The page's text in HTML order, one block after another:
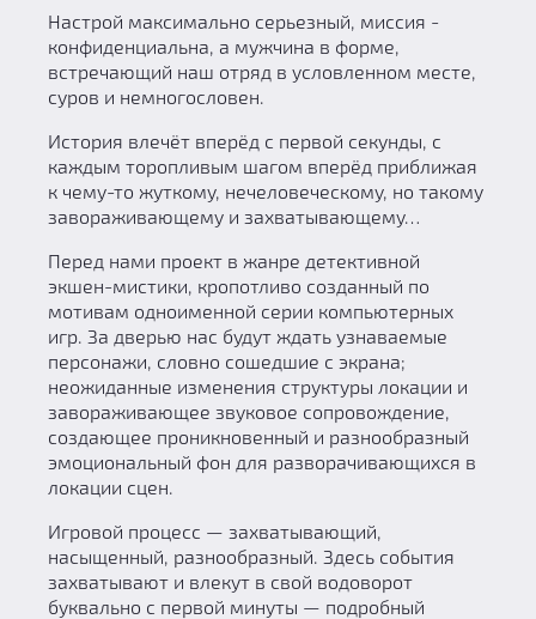
Настрой максимально серьезный, миссия -
конфиденциальна, а мужчина в форме,
встречающий наш отряд в условленном месте,
суров и немногословен.
История влечёт вперёд с первой секунды, с
каждым торопливым шагом вперёд приближая
к чему-то жуткому, нечеловеческому, но такому
завораживающему и захватывающему…
Перед нами проект в жанре детективной
экшен-мистики, кропотливо созданный по
мотивам одноименной серии компьютерных
игр. За дверью нас будут ждать узнаваемые
персонажи, словно сошедшие с экрана;
неожиданные изменения структуры локации и
завораживающее звуковое сопровождение,
создающее проникновенный и разнообразный
эмоциональный фон для разворачивающихся в
локации сцен.
Игровой процесс — захватывающий,
насыщенный, разнообразный. Здесь события
захватывают и влекут в свой водоворот
буквально с первой минуты — подробный